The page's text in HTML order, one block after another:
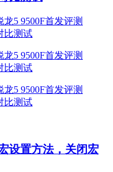
设置方法，关闭宏